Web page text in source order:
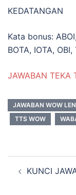
KEDATANGAN
Kata bonus:
BOTA, IOTA, OBI,
JAWABAN TEKA
JAWABAN WOW
TTS WOW
Navigasi
KUNCI